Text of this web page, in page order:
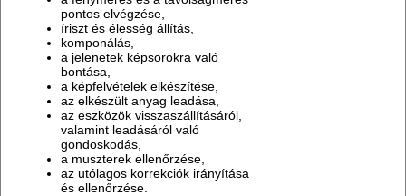
pontos elvégzése,
íriszt és élesség állítás,
komponálás,
a jelenetek képsorokra való
bontása,
a képfelvételek elkészítése,
az elkészült anyag leadása,
az eszközök visszaszállításáról,
valamint leadásáról való
gondoskodás,
a muszterek ellenőrzése,
az utólagos korrekciók irányítása
és ellenőrzése.